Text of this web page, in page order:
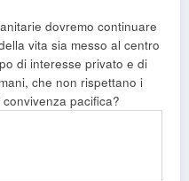
dovremo continuare
vita sia messo al centro
di interesse privato e di
che non rispettano i
pacifica?